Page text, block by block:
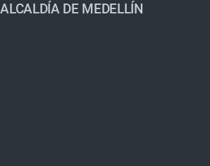
DE MEDELLÍN